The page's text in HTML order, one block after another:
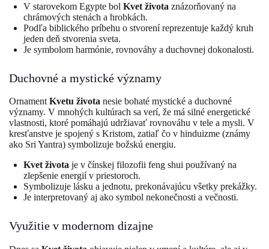
V starovekom Egypte bol Kvet života znázorňovaný na
chrámových stenách a hrobkách.
Podľa biblického príbehu o stvorení reprezentuje každý kruh
jeden deň stvorenia sveta.
Je symbolom harmónie, rovnováhy a duchovnej dokonalosti.
Duchovné a mystické významy
Ornament Kvetu života nesie bohaté mystické a duchovné
významy. V mnohých kultúrach sa verí, že má silné energetické
vlastnosti, ktoré pomáhajú udržiavať rovnováhu v tele a mysli. V
kresťanstve je spojený s Kristom, zatiaľ čo v hinduizme (známy
ako Sri Yantra) symbolizuje božskú energiu.
Kvet života je v čínskej filozofii feng shui používaný na
zlepšenie energií v priestoroch.
Symbolizuje lásku a jednotu, prekonávajúcu všetky prekážky.
Je interpretovaný aj ako symbol nekonečnosti a večnosti.
Využitie v modernom dizajne